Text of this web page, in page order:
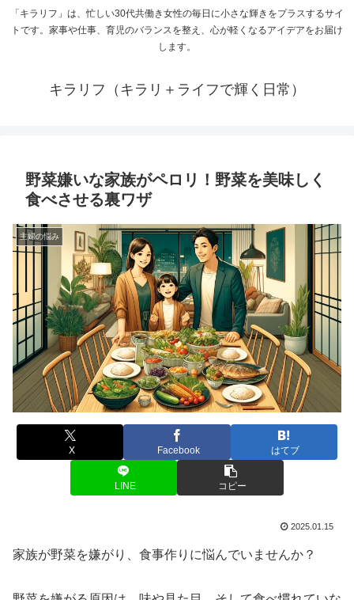
「キラリフ」は、忙しい30代共働き女性の毎日に小さな輝きをプラスするサイ
トです。家事や仕事、育児のバランスを整え、心が軽くなるアイデアをお届け
します。
キラリフ（キラリ＋ライフで輝く日常）
野菜嫌いな家族がペロリ！野菜を美味しく
食べさせる裏ワザ
主婦の悩み
X Facebook はてブ
LINE コピー
2025.01.15
家族が野菜を嫌がり、食事作りに悩んでいませんか？